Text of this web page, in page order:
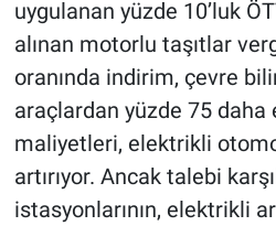
uygulanan yüzde 10’luk
alınan motorlu taşıtlar
oranında indirim, çevre
araçlardan yüzde 75 daha
maliyetleri, elektrikli
artırıyor. Ancak talebi
istasyonlarının, elektrikli